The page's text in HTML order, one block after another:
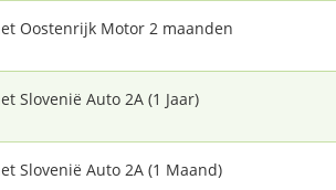
Oostenrijk Motor 2 maanden
Slovenië Auto 2A (1 Jaar)
Slovenië Auto 2A (1 Maand)